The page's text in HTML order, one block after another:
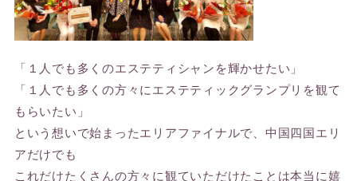
「１人でも多くのエステティシャンを輝かせたい」
「１人でも多くの方々にエステティックグランプリを観て
もらいたい」
という想いで始まったエリアファイナルで、中国四国エリ
アだけでも
これだけたくさんの方々に観ていただけたことは本当に嬉